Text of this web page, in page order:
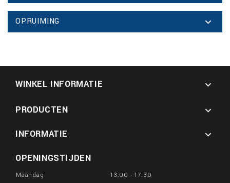
OPRUIMING 
WINKEL INFORMATIE 
PRODUCTEN

INFORMATIE

OPENINGSTIJDEN
Maandag 13.00 - 17.30